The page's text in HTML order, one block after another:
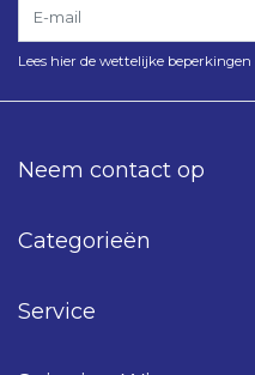
Lees hier de wettelijke beperkingen
Neem contact op
Categorieën
Service